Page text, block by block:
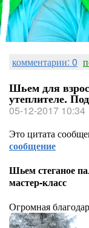
комментарии: 0
Шьем для
утеплителе.
05-12-2017 10:34
Это цитата
сообщение
Шьем стеганое
мастер-класс
Огромная